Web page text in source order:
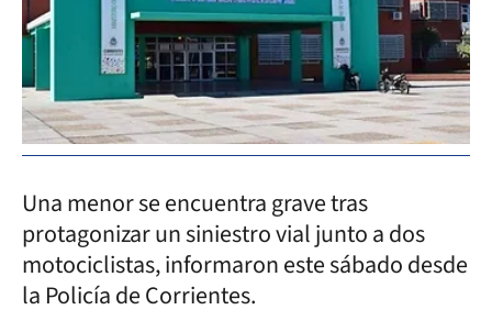
Una menor se encuentra grave tras
protagonizar un siniestro vial junto a dos
motociclistas, informaron este sábado desde
la Policía de Corrientes.